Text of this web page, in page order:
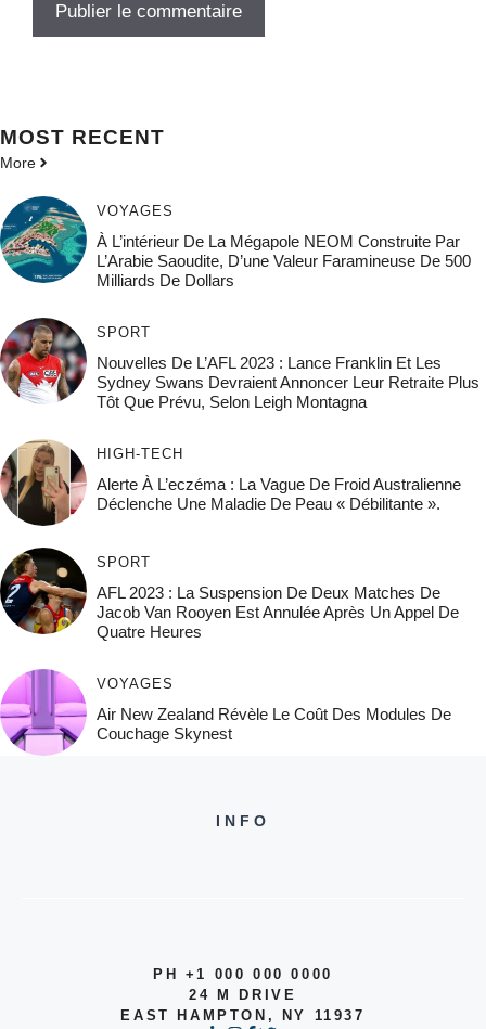
MOST RECENT
More
VOYAGES
À L’intérieur De La Mégapole NEOM Construite Par
L’Arabie Saoudite, D’une Valeur Faramineuse De 500
Milliards De Dollars
SPORT
Nouvelles De L’AFL 2023 : Lance Franklin Et Les
Sydney Swans Devraient Annoncer Leur Retraite Plus
Tôt Que Prévu, Selon Leigh Montagna
HIGH-TECH
Alerte À L’eczéma : La Vague De Froid Australienne
Déclenche Une Maladie De Peau « Débilitante ».
SPORT
AFL 2023 : La Suspension De Deux Matches De
Jacob Van Rooyen Est Annulée Après Un Appel De
Quatre Heures
VOYAGES
Air New Zealand Révèle Le Coût Des Modules De
Couchage Skynest
INFO
PH +1 000 000 0000
24 M DRIVE
EAST HAMPTON, NY 11937